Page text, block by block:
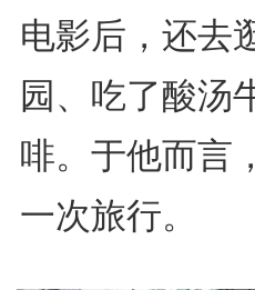
电影后，还去
园、吃了酸汤
啡。于他而言
一次旅行。